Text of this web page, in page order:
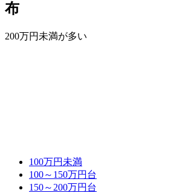
布
200万円未満が多い
100万円未満
100～150万円台
150～200万円台